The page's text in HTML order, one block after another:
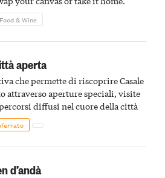
Food & Wine
aperta
che permette di riscoprire Casale
attraverso aperture speciali, visite
diffusi nel cuore della città
d’andà